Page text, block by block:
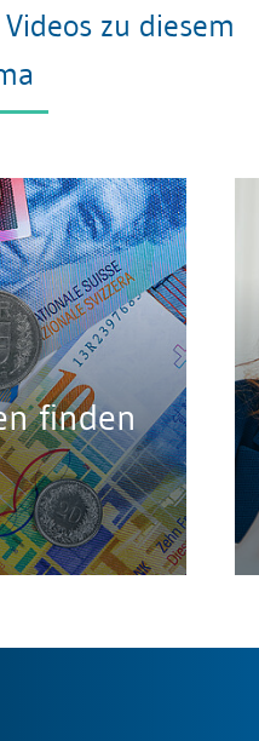
zu diesem
finden